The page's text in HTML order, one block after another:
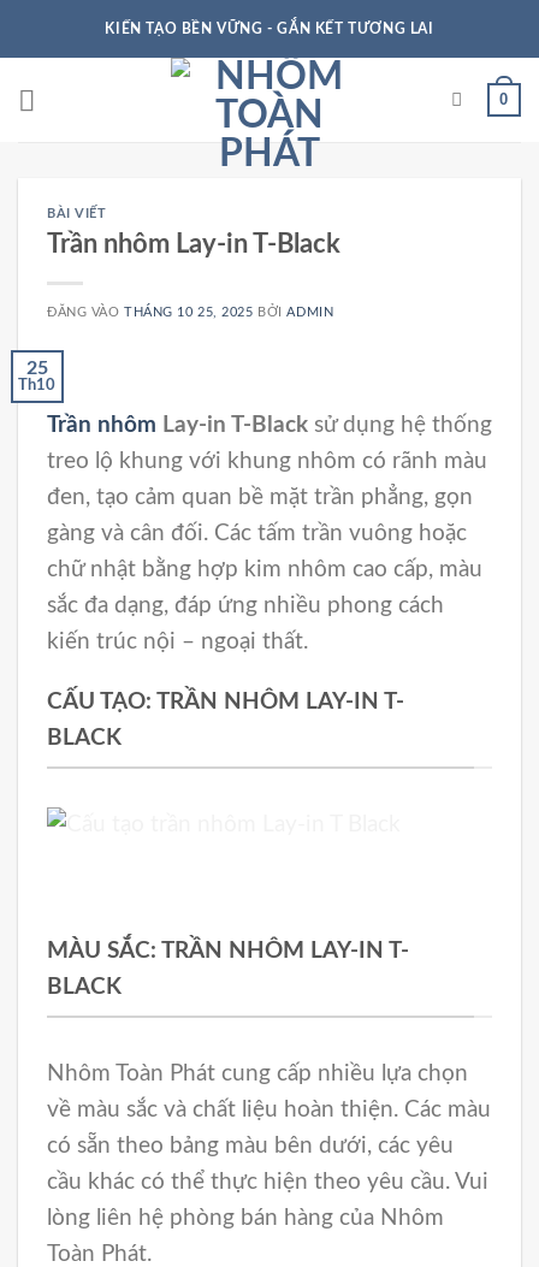
KIẾN TẠO BỀN VỮNG - GẮN KẾT TƯƠNG LAI
0
BÀI VIẾT
Trần nhôm Lay-in T-Black
ĐĂNG VÀOTHÁNG 10 25, 2025 BỞIADMIN
25
Th10
Trần nhôm Lay-in T-Black sử dụng hệ thống
treo lộ khung với khung nhôm có rãnh màu
đen, tạo cảm quan bề mặt trần phẳng, gọn
gàng và cân đối. Các tấm trần vuông hoặc
chữ nhật bằng hợp kim nhôm cao cấp, màu
sắc đa dạng, đáp ứng nhiều phong cách
kiến trúc nội – ngoại thất.
CẤU TẠO: TRẦN NHÔM LAY-IN T-
BLACK
MÀU SẮC: TRẦN NHÔM LAY-IN T-
BLACK
Nhôm Toàn Phát cung cấp nhiều lựa chọn
về màu sắc và chất liệu hoàn thiện. Các màu
có sẵn theo bảng màu bên dưới, các yêu
cầu khác có thể thực hiện theo yêu cầu. Vui
lòng liên hệ phòng bán hàng của Nhôm
Toàn Phát.